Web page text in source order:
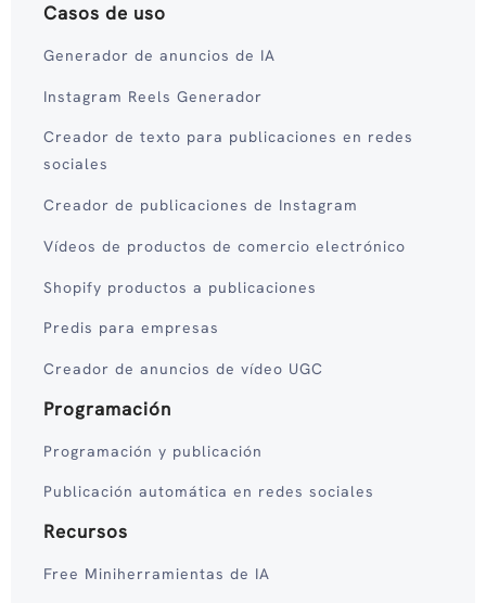
Casos de uso
Generador de anuncios de IA
Instagram Reels Generador
Creador de texto para publicaciones en redes
sociales
Creador de publicaciones de Instagram
Vídeos de productos de comercio electrónico
Shopify productos a publicaciones
Predis para empresas
Creador de anuncios de vídeo UGC
Programación
Programación y publicación
Publicación automática en redes sociales
Recursos
Free Miniherramientas de IA